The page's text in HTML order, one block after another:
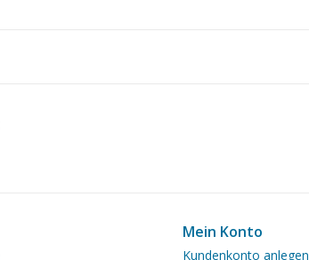
Mein Konto
Kundenkonto anlegen